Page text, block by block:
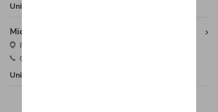
Uniquement entretien et services
Michaël Mazuin Tarcienne CUPRA
Route de Philippeville 53C, 5651 Tarcienne
071/21.33.30
Uniquement entretien et services